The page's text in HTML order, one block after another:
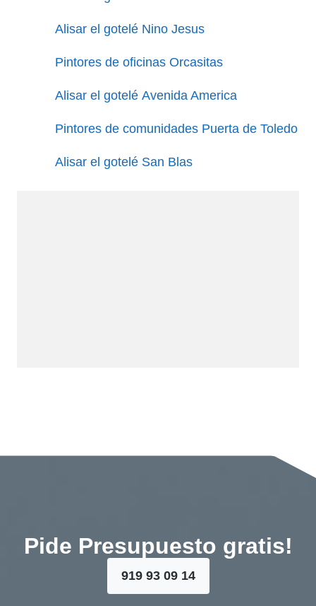
Alisar el gotelé Nino Jesus
Pintores de oficinas Orcasitas
Alisar el gotelé Avenida America
Pintores de comunidades Puerta de Toledo
Alisar el gotelé San Blas
Pide Presupuesto gratis!
919 93 09 14